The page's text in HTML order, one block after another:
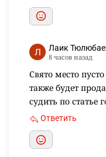
Лаик
8 часов назад
Свято место
также будет
судить по статье
Ответить